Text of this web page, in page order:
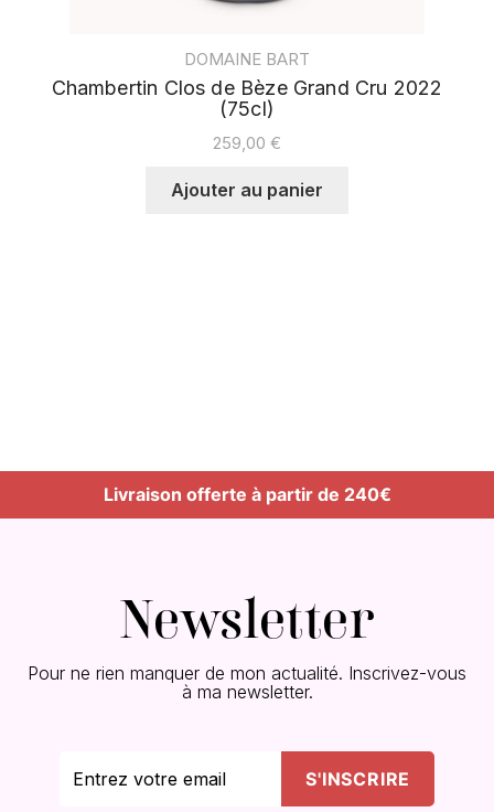
DOMAINE BART
Chambertin Clos de Bèze Grand Cru 2022
(75cl)
259,00 €
Ajouter au panier
Livraison offerte à partir de 240€
Newsletter
Pour ne rien manquer de mon actualité. Inscrivez-vous
à ma newsletter.